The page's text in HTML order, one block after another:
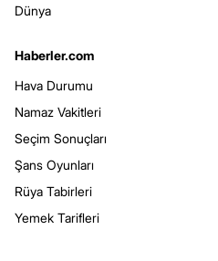
Dünya
Haberler.com
Hava Durumu
Namaz Vakitleri
Seçim Sonuçları
Şans Oyunları
Rüya Tabirleri
Yemek Tarifleri